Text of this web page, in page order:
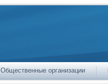
Общественные организации